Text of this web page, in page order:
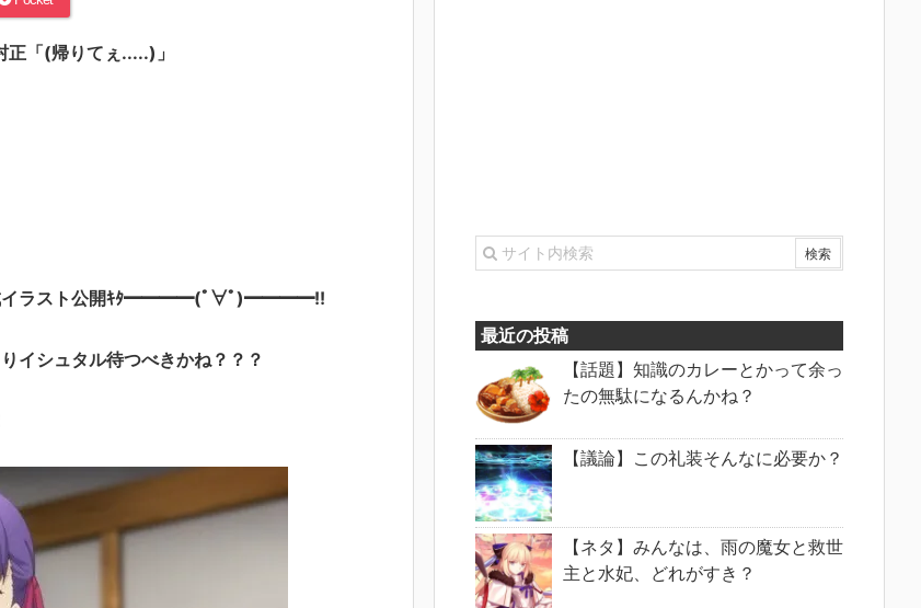
「(帰りてぇ.....)」
成イラスト公開ｷﾀ━━━━(ﾟ∀ﾟ)━━━━!!
イシュタル待つべきかね？？？
最近の投稿
【話題】知識のカレーとかって余っ
たの無駄になるんかね？
【議論】この礼装そんなに必要か？
【ネタ】みんなは、雨の魔女と救世
主と水妃、どれがすき？